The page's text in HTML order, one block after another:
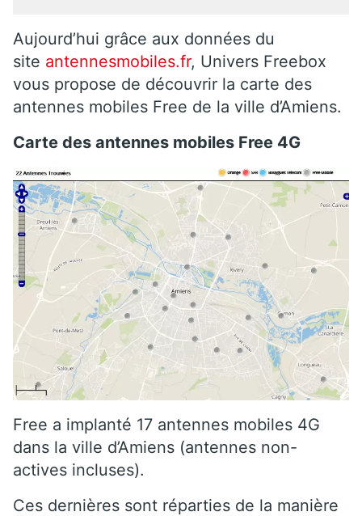
Aujourd’hui grâce aux données du
site antennesmobiles.fr, Univers Freebox
vous propose de découvrir la carte des
antennes mobiles Free de la ville d’Amiens.
Carte des antennes mobiles Free 4G
Free a implanté 17 antennes mobiles 4G
dans la ville d’Amiens (antennes non-
actives incluses).
Ces dernières sont réparties de la manière